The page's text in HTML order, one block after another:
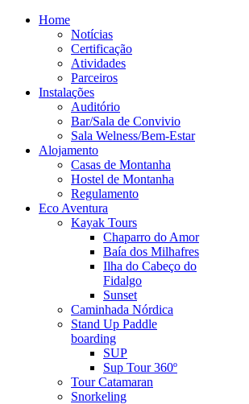
Home
Notícias
Certificação
Atividades
Parceiros
Instalações
Auditório
Bar/Sala de Convivio
Sala Welness/Bem-Estar
Alojamento
Casas de Montanha
Hostel de Montanha
Regulamento
Eco Aventura
Kayak Tours
Chaparro do Amor
Baía dos Milhafres
Ilha do Cabeço do
Fidalgo
Sunset
Caminhada Nórdica
Stand Up Paddle
boarding
SUP
Sup Tour 360º
Tour Catamaran
Snorkeling